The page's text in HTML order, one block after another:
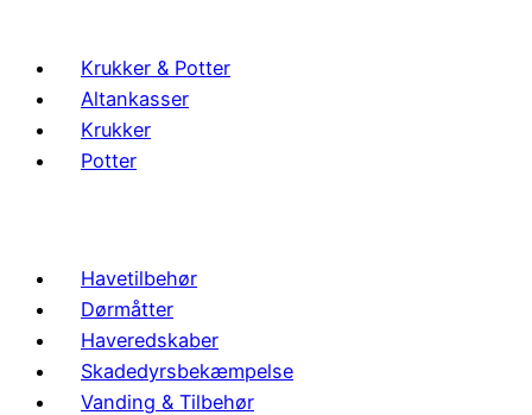
Krukker & Potter
Altankasser
Krukker
Potter
Havetilbehør
Dørmåtter
Haveredskaber
Skadedyrsbekæmpelse
Vanding & Tilbehør